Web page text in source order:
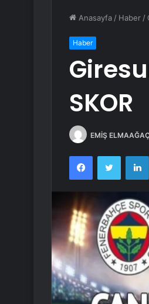
Anasayfa / Haber /
Haber
SKOR
EMİŞ
FacebookTwitter